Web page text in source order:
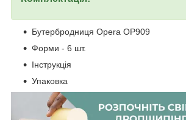
Бутербродниця Opera OP909
Форми - 6 шт.
Інструкція
Упаковка